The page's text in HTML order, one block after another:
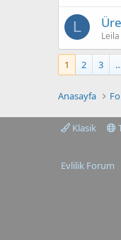
L
Leila
1 2 3
Anasayfa
Klasik
Evlilik Forum